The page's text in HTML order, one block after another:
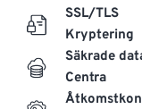
SSL/TLS
Kryptering
Säkrade
Centra